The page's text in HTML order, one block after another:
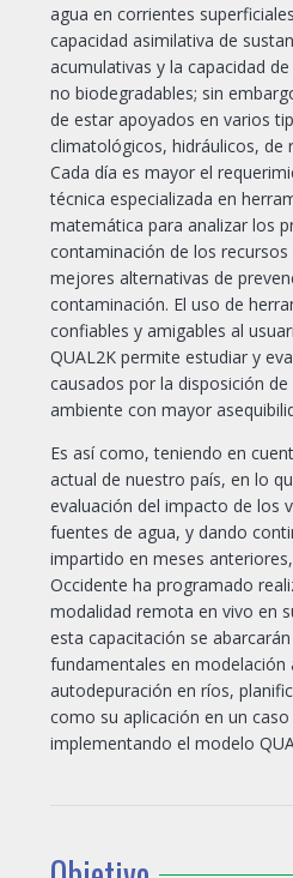
Corrientes
Superficiales
cantidad
agua en corrientes
capacidad asimilativa de
acumulativas y la capacidad
no biodegradables; sin
de estar apoyados en varios
climatológicos, hidráulicos, de
Cada día es mayor el
técnica especializada en
matemática para analizar los
contaminación de los
mejores alternativas de
contaminación. El uso de
confiables y amigables al
QUAL2K permite estudiar y
causados por la disposición
ambiente con mayor
Es así como, teniendo en
actual de nuestro país, en lo
evaluación del impacto de los
fuentes de agua, y dando
impartido en meses
Occidente ha programado
modalidad remota en vivo en
esta capacitación se
fundamentales en modelación
autodepuración en ríos,
como su aplicación en un
implementando el modelo